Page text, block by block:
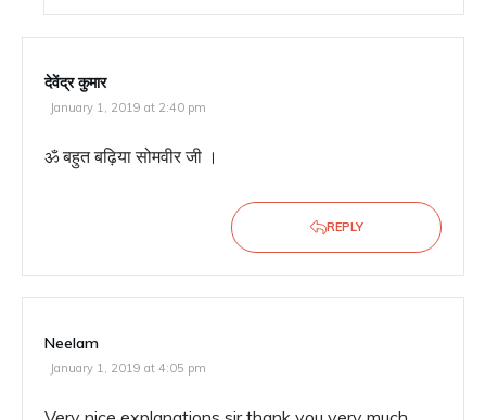
देवेंद्र कुमार
January 1, 2019 at 2:40 pm
ॐ बहुत बढ़िया सोमवीर जी ।
REPLY
Neelam
January 1, 2019 at 4:05 pm